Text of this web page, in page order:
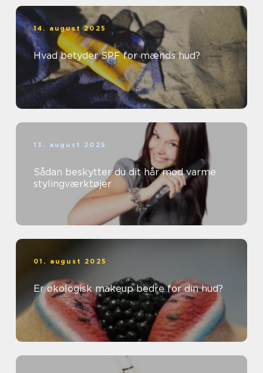
14. august 2025
Hvad betyder SPF for mænds hud?
13. august 2025
Sådan beskytter du dit hår mod varme
stylingværktøjer
01. august 2025
Er økologisk makeup bedre for din hud?